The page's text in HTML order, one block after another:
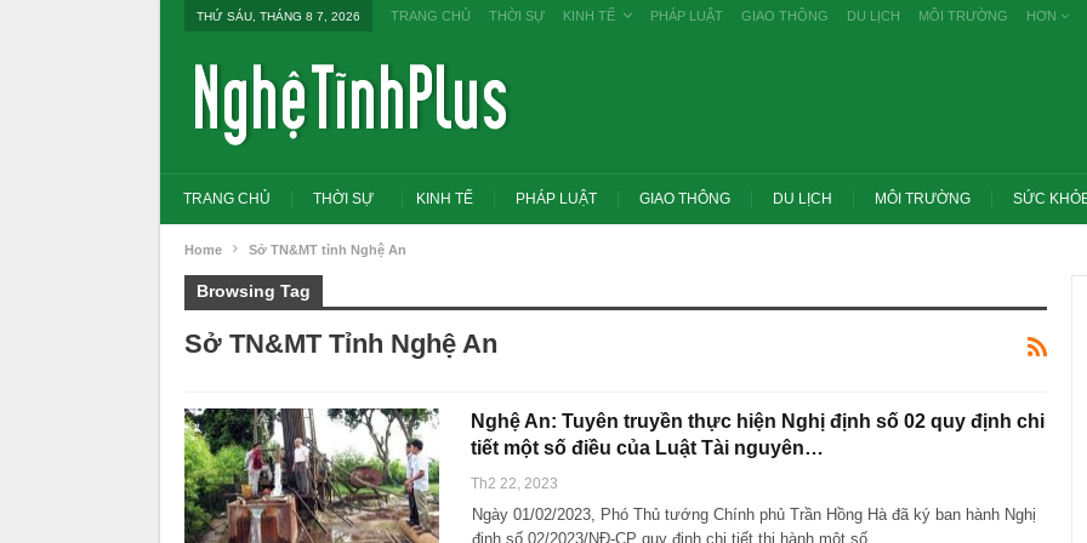
THỨ SÁU, THÁNG 8 7, 2026 TRANG CHỦ THỜI SỰ KINH TẾ PHÁP LUẬT GIAO THÔNG DU LỊCH MÔI TRƯỜNG HƠN
TRANG CHỦ THỜI SỰ KINH TẾ PHÁP LUẬT GIAO THÔNG DU LỊCH MÔI TRƯỜNG SỨC
Home Sở TN&MT tỉnh Nghệ An
Browsing Tag
Sở TN&MT Tỉnh Nghệ An
Nghệ An: Tuyên truyền thực hiện Nghị định số 02 quy định chi
tiết một số điều của Luật Tài nguyên…
Th2 22, 2023
Ngày 01/02/2023, Phó Thủ tướng Chính phủ Trần Hồng Hà đã ký ban hành Nghị
định số 02/2023/NĐ-CP quy định chi tiết thi hành một số…
Tổng Bí thư, Chủ tịch nước yêu cầu thay
đổi tư duy bằng cấp sang nghề nghiệp
Thủ tướng: Xử lý nghiêm các vụ tiêu cực
thi THPT, công bố công khai
thuế cao với đất bỏ hoang, hạn chế đầu
cơ…